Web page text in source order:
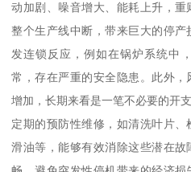
动加剧、噪音增大、能耗上升，
整个生产线中断，带来巨大的停产
发连锁反应，例如在锅炉系统中
常，存在严重的安全隐患。此外
增加，长期来看是一笔不必要的开支
定期的预防性维修，如清洗叶片
滑油等，能够有效消除这些潜在